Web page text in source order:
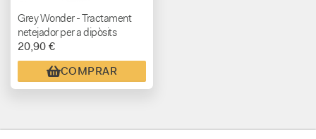
Grey Wonder - Tractament
netejador per a dipòsits
d’aigües grises
20,90 €
COMPRAR